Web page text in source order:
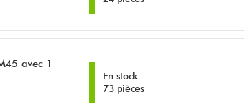
avec 1
En stock
73 pièces